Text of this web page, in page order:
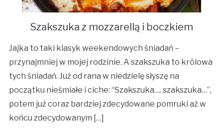
Szakszuka z mozzarellą i boczkiem
Jajka to taki klasyk weekendowych śniadań –
przynajmniej w mojej rodzinie. A szakszuka to królowa
tych śniadań. Już od rana w niedzielę słyszę na
początku nieśmiałe i ciche: “Szakszuka…. szakszuka…”,
potem już coraz bardziej zdecydowane pomruki aż w
końcu zdecydowanym […]